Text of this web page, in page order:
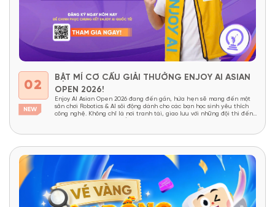
02
BẬT MÍ CƠ CẤU GIẢI THƯỞNG ENJOY AI ASIAN
OPEN 2026!
Enjoy AI Asian Open 2026 đang đến gần, hứa hẹn sẽ mang đến một
sân chơi Robotics & AI sôi động dành cho các bạn học sinh yêu thích
công nghệ. Không chỉ là nơi tranh tài, giao lưu với những đội thi đến